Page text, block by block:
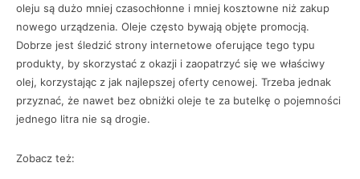
oleju są dużo mniej czasochłonne i mniej kosztowne niż zakup
nowego urządzenia. Oleje często bywają objęte promocją.
Dobrze jest śledzić strony internetowe oferujące tego typu
produkty, by skorzystać z okazji i zaopatrzyć się we właściwy
olej, korzystając z jak najlepszej oferty cenowej. Trzeba jednak
przyznać, że nawet bez obniżki oleje te za butelkę o pojemności
jednego litra nie są drogie.
Zobacz też: